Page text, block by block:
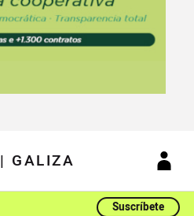
| GALIZA
Suscríbete